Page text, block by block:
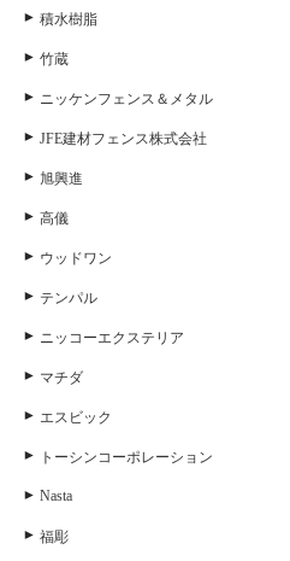
積水樹脂
竹蔵
ニッケンフェンス＆メタル
JFE建材フェンス株式会社
旭興進
高儀
ウッドワン
テンパル
ニッコーエクステリア
マチダ
エスビック
トーシンコーポレーション
Nasta
福彫